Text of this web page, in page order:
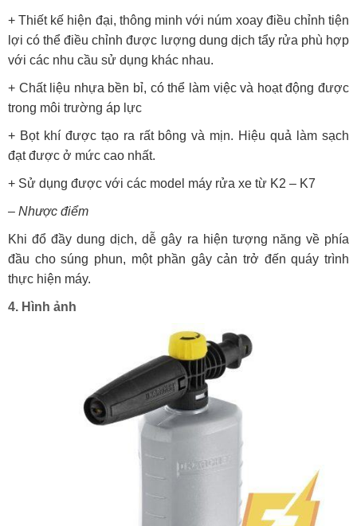
+ Thiết kế hiện đại, thông minh với núm xoay điều chỉnh tiện
lợi có thể điều chỉnh được lượng dung dịch tẩy rửa phù hợp
với các nhu cầu sử dụng khác nhau.
+ Chất liệu nhựa bền bỉ, có thể làm việc và hoạt động được
trong môi trường áp lực
+ Bọt khí được tạo ra rất bông và mịn. Hiệu quả làm sạch
đạt được ở mức cao nhất.
+ Sử dụng được với các model máy rửa xe từ K2 – K7
– Nhược điểm
Khi đổ đầy dung dịch, dễ gây ra hiện tượng năng về phía
đầu cho súng phun, một phần gây cản trở đến quáy trình
thực hiện máy.
4. Hình ảnh